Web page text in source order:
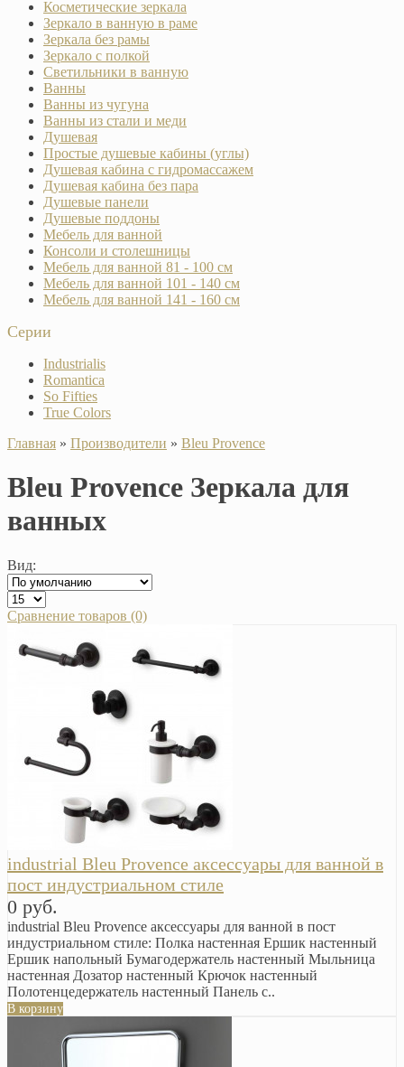
Косметические зеркала
Зеркало в ванную в раме
Зеркала без рамы
Зеркало с полкой
Светильники в ванную
Ванны
Ванны из чугуна
Ванны из стали и меди
Душевая
Простые душевые кабины (углы)
Душевая кабина с гидромассажем
Душевая кабина без пара
Душевые панели
Душевые поддоны
Мебель для ванной
Консоли и столешницы
Мебель для ванной 81 - 100 см
Мебель для ванной 101 - 140 см
Мебель для ванной 141 - 160 см
Серии
Industrialis
Romantica
So Fifties
True Colors
Главная » Производители » Bleu Provence
Bleu Provence Зеркала для
ванных
Вид:
Сравнение товаров (0)
industrial Bleu Provence аксессуары для ванной в
пост индустриальном стиле
0 руб.
industrial Bleu Provence аксессуары для ванной в пост
индустриальном стиле: Полка настенная Ершик настенный
Ершик напольный Бумагодержатель настенный Мыльница
настенная Дозатор настенный Крючок настенный
Полотенцедержатель настенный Панель с..
В корзину